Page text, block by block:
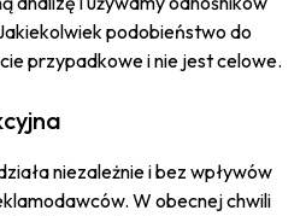
podobieństwo do
przypadkowe i nie jest celowe.
niezależnie i bez wpływów
W obecnej chwili